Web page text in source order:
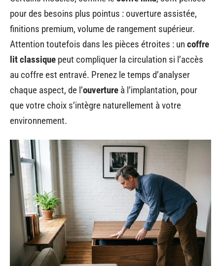
pour des besoins plus pointus : ouverture assistée,
finitions premium, volume de rangement supérieur.
Attention toutefois dans les pièces étroites : un coffre
lit classique peut compliquer la circulation si l’accès
au coffre est entravé. Prenez le temps d’analyser
chaque aspect, de l’ouverture à l’implantation, pour
que votre choix s’intègre naturellement à votre
environnement.